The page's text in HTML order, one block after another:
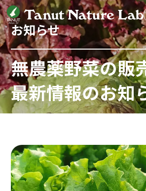
お知らせ
無農薬野菜の販
最新情報のお知